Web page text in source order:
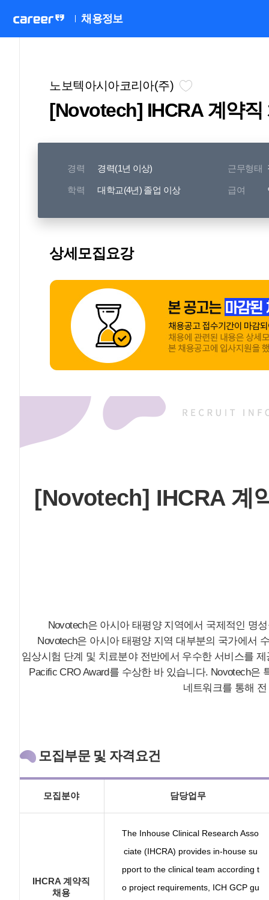
채용정보
노보텍아시아코리아(주)
[Novotech] IHCRA 계약직
경력 경력(1년 이상) 근무형태
학력 대학교(4년) 졸업 이상 급여
상세모집요강
[Novotech] IHCRA 계
Novotech은 아시아 태평양 지역에서 국제적인 명
Novotech은 아시아 태평양 지역 대부분의 국가에서
임상시험 단계 및 치료분야 전반에서 우수한 서비스를
Pacific CRO Award를 수상한 바 있습니다. Novotech
네트워크를 통해
모집부문 및 자격요건
모집분야 담당업무
IHCRA 계약직
채용
The Inhouse Clinical Research Asso
ciate (IHCRA) provides in-house su
pport to the clinical team according t
o project requirements, ICH GCP gu